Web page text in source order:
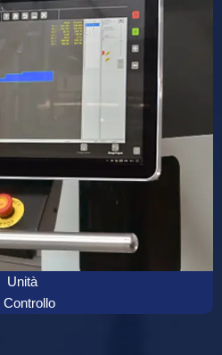
Unità
Controllo